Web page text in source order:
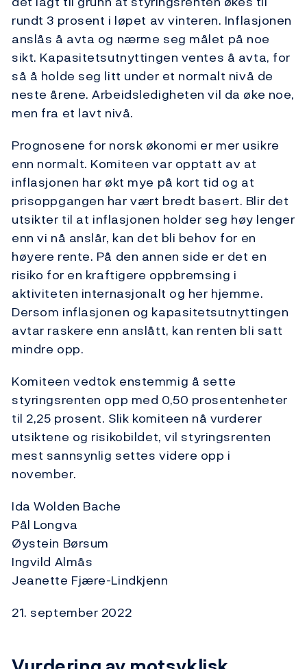
rundt 3 prosent i løpet av vinteren. Inflasjonen
anslås å avta og nærme seg målet på noe
sikt. Kapasitetsutnyttingen ventes å avta, for
så å holde seg litt under et normalt nivå de
neste årene. Arbeidsledigheten vil da øke noe,
men fra et lavt nivå.
Prognosene for norsk økonomi er mer usikre
enn normalt. Komiteen var opptatt av at
inflasjonen har økt mye på kort tid og at
prisoppgangen har vært bredt basert. Blir det
utsikter til at inflasjonen holder seg høy lenger
enn vi nå anslår, kan det bli behov for en
høyere rente. På den annen side er det en
risiko for en kraftigere oppbremsing i
aktiviteten internasjonalt og her hjemme.
Dersom inflasjonen og kapasitetsutnyttingen
avtar raskere enn anslått, kan renten bli satt
mindre opp.
Komiteen vedtok enstemmig å sette
styringsrenten opp med 0,50 prosentenheter
til 2,25 prosent. Slik komiteen nå vurderer
utsiktene og risikobildet, vil styringsrenten
mest sannsynlig settes videre opp i
november.
Ida Wolden Bache
Pål Longva
Øystein Børsum
Ingvild Almås
Jeanette Fjære-Lindkjenn
21. september 2022